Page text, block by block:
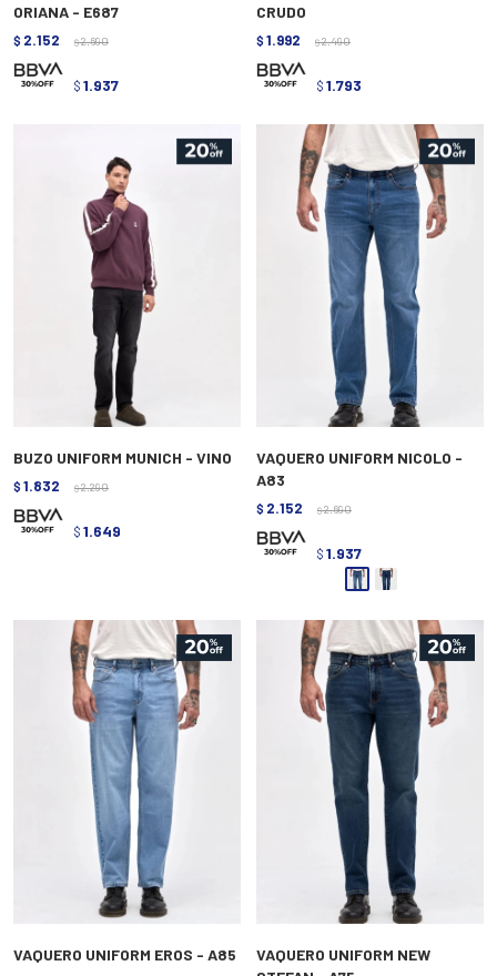
ORIANA - E687
$ 2.152 $ 2.690
$ 1.937
CRUDO
$ 1.992 $ 2.490
$ 1.793
BUZO UNIFORM MUNICH - VINO
$ 1.832 $ 2.290
$ 1.649
VAQUERO UNIFORM NICOLO -
A83
$ 2.152 $ 2.690
$ 1.937
VAQUERO UNIFORM EROS - A85
VAQUERO UNIFORM NEW